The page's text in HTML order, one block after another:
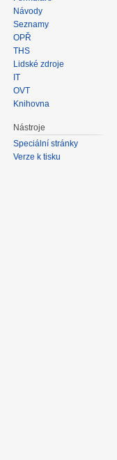
Návody
Seznamy
OPŘ
THS
Lidské zdroje
IT
OVT
Knihovna
Nástroje
Speciální stránky
Verze k tisku